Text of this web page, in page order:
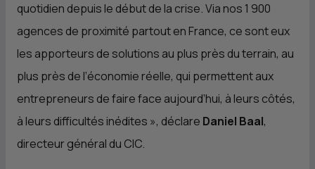
quotidien depuis le début de la crise. Via nos 1 900
agences de proximité partout en France, ce sont eux
les apporteurs de solutions au plus près du terrain, au
plus près de l’économie réelle, qui permettent aux
entrepreneurs de faire face aujourd’hui, à leurs côtés,
à leurs difficultés inédites », déclare Daniel Baal,
directeur général du CIC.